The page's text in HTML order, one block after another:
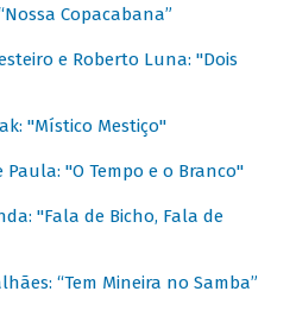
Copacabana”
e Roberto Luna: "Dois
"Místico Mestiço"
Paula: "O Tempo e o Branco"
"Fala de Bicho, Fala de
“Tem Mineira no Samba”